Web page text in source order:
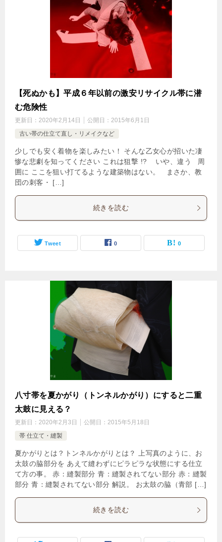
【死ぬかも】平成６年以前の激安リサイクル帯に潜
む危険性
更新日： 2020年2月14日 公開日： 2015年6月1日
古い帯の仕立て直し・リメイクなど
少しでも安く着物を楽しみたい！ そんな乙女心が招いた凄
惨な悲劇を知ってください これは狙撃 !? いや、違う 周
囲に ここを狙い打てるような建築物はない。 まさか、教
団の刺客・ […]
続きを読む
Tweet 0 0
八寸帯を夏かがり（トンネルかがり）にすると二重
太鼓に見える？
更新日： 2020年2月3日 公開日： 2015年5月18日
帯 仕立て・縫製
夏かがりとは？トンネルかがりとは？ 上写真のように、お
太鼓の脇部分を あえて縫わずにピラピラな状態にする仕立
て方の事。 赤：縫製部分 青：縫製されてない部分 赤：縫製
部分 青：縫製されてない部分 解説。 お太鼓の脇（青部 […]
続きを読む